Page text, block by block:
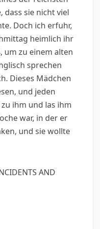
dass sie nicht viel
Doch ich erfuhr,
heimlich ihr
um zu einem alten
sprechen
Dieses Mädchen
und jeden
ihm und las ihm
war, in der er
und sie wollte
AND